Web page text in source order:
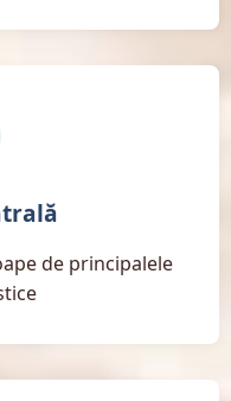
de principalele